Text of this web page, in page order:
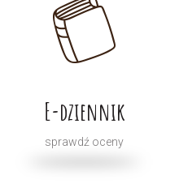
E-dziennik
sprawdź oceny